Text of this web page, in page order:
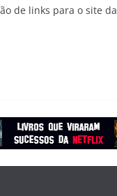
de links para o site da